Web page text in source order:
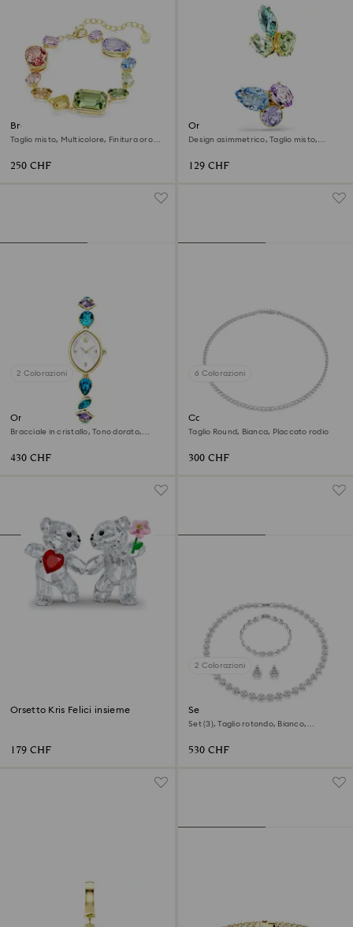
Braccialetto Gema
Taglio misto, Multicolore, Finitura oro
250 CHF
Orecchini ear cuff Gema
Design asimmetrico, Taglio misto,
129 CHF
2 Colorazioni
Orologio Gema
Bracciale in cristallo, Tono dorato,
430 CHF
6 Colorazioni
Collana Matrix Tennis
Taglio Round, Bianca, Placcato rodio
300 CHF
Orsetto Kris Felici insieme
179 CHF
2 Colorazioni
Set Una Angelic
Set (3), Taglio rotondo, Bianco,
530 CHF